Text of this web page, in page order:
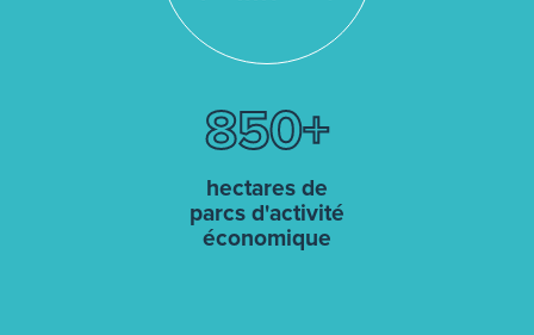
850
hectares de
parcs d'activité
économique